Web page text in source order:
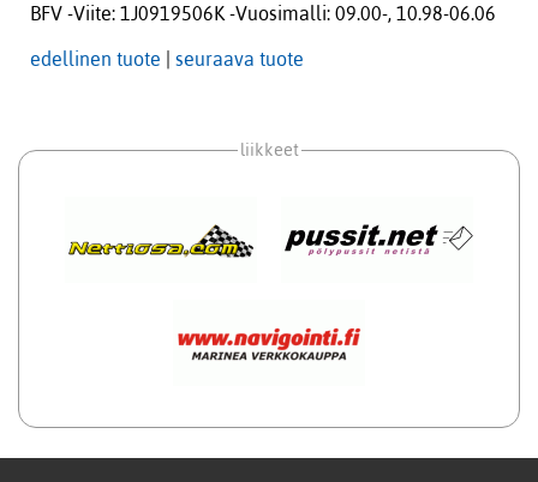
BFV -Viite: 1J0919506K -Vuosimalli: 09.00-, 10.98-06.06
edellinen tuote seuraava tuote
liikkeet